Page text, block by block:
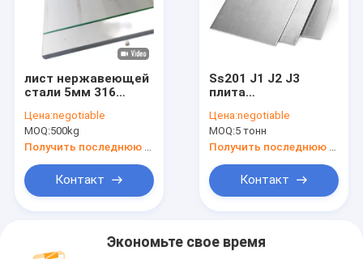
лист нержавеющей
стали 5мм 316
горячекатаный
310S
Цена:negotiable
MOQ:500kg
Контакт
Ss201 J1 J2 J3
плита
стали 0.3mm
Цена:negotiable
MOQ:5 тонн
Контакт
Экономьте свое время